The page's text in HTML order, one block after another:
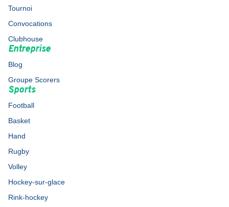
Tournoi
Convocations
Clubhouse
Entreprise
Blog
Groupe Scorers
Sports
Football
Basket
Hand
Rugby
Volley
Hockey-sur-glace
Rink-hockey